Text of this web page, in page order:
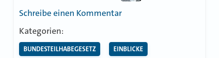
Schreibe einen Kommentarzu
über
Kategorien:
BUNDESTEILHABEGESETZ EINBLICKE